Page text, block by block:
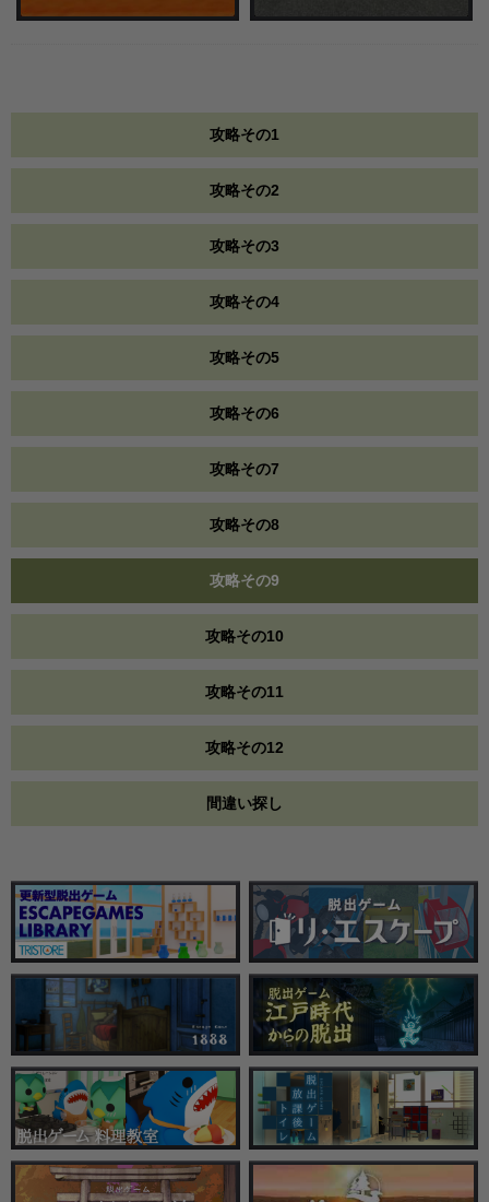
攻略その1
攻略その2
攻略その3
攻略その4
攻略その5
攻略その6
攻略その7
攻略その8
攻略その9
攻略その10
攻略その11
攻略その12
間違い探し